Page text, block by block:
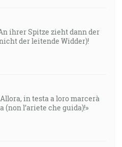
ihrer Spitze zieht dann der
der leitende Widder)!
in testa a loro marcerà
(non l’ariete che guida)!»